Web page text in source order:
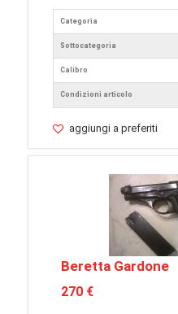
Categoria
Sottocategoria
Calibro
Condizioni articolo
aggiungi a preferiti
Beretta Gardone
270 €